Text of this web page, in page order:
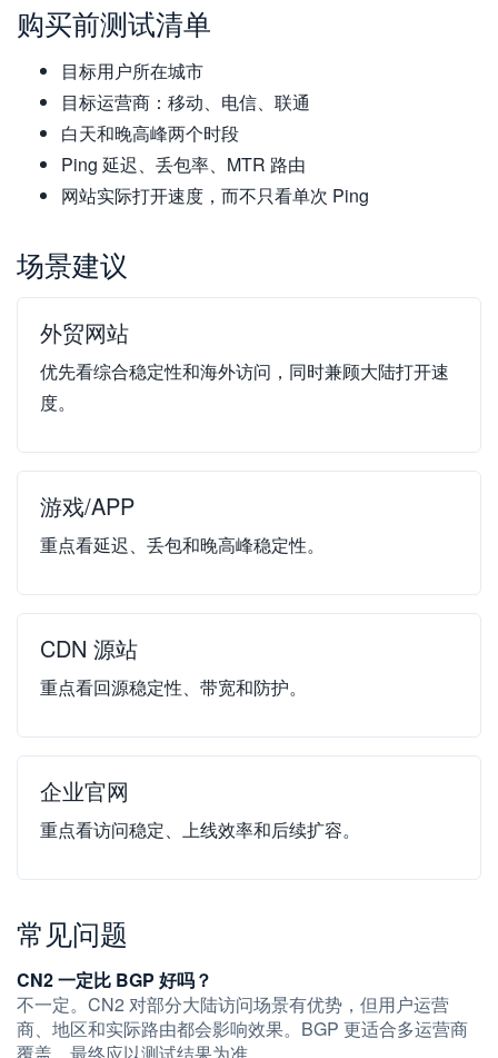
购买前测试清单
目标用户所在城市
目标运营商：移动、电信、联通
白天和晚高峰两个时段
Ping 延迟、丢包率、MTR 路由
网站实际打开速度，而不只看单次 Ping
场景建议
外贸网站
优先看综合稳定性和海外访问，同时兼顾大陆打开速
度。
游戏/APP
重点看延迟、丢包和晚高峰稳定性。
CDN 源站
重点看回源稳定性、带宽和防护。
企业官网
重点看访问稳定、上线效率和后续扩容。
常见问题
CN2 一定比 BGP 好吗？
不一定。CN2 对部分大陆访问场景有优势，但用户运营
商、地区和实际路由都会影响效果。BGP 更适合多运营商